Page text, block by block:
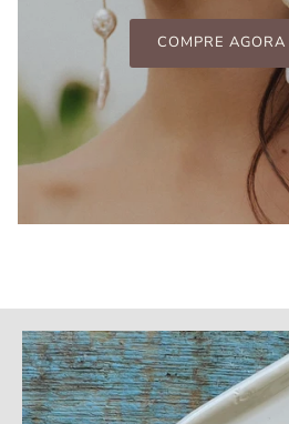
COMPRE AGORA